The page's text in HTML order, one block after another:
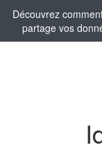
Découvrez
partage vos